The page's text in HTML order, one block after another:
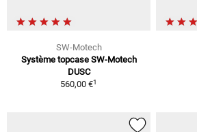
SW-Motech
Système topcase SW-Motech
DUSC
560,00 €1